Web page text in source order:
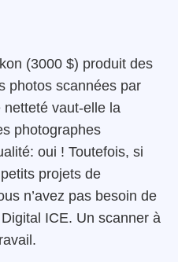
(3000 $) produit des
photos scannées par
netteté vaut-elle la
photographes
oui ! Toutefois, si
projets de
n’avez pas besoin de
ICE. Un scanner à